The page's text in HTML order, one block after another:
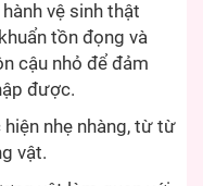
vệ sinh thật
tồn đọng và
cậu nhỏ để đảm
được.
nhẹ nhàng, từ từ
vật.